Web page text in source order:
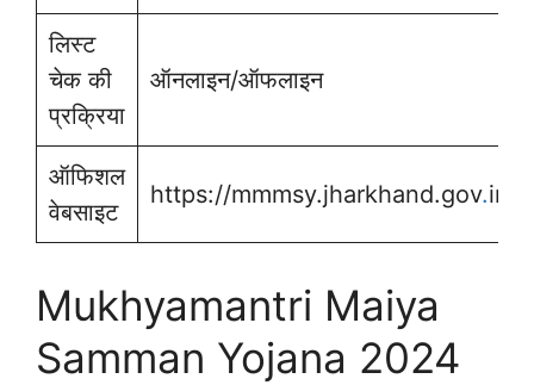
लिस्ट
चेक की
प्रक्रिया
ऑनलाइन/ऑफलाइन
ऑफिशल
वेबसाइट
https://mmmsy.jharkhand.gov.in/
Mukhyamantri Maiya
Samman Yojana 2024